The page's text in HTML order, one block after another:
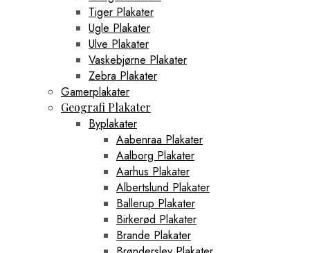
Tiger Plakater
Ugle Plakater
Ulve Plakater
Vaskebjørne Plakater
Zebra Plakater
Gamerplakater
Geografi Plakater
Byplakater
Aabenraa Plakater
Aalborg Plakater
Aarhus Plakater
Albertslund Plakater
Ballerup Plakater
Birkerød Plakater
Brande Plakater